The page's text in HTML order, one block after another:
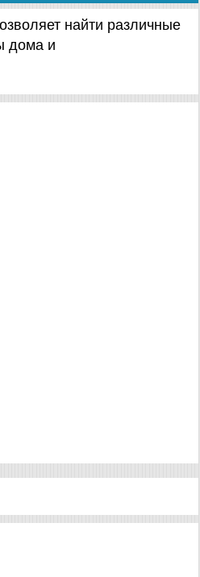
найти различные
дома и